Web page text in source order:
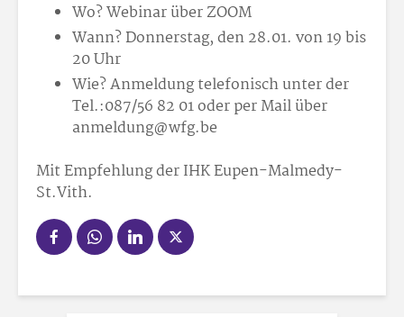
Wo? Webinar über ZOOM
Wann? Donnerstag, den 28.01. von 19 bis
20 Uhr
Wie? Anmeldung telefonisch unter der
Tel.:087/56 82 01 oder per Mail über
anmeldung@wfg.be
Mit Empfehlung der IHK Eupen-Malmedy-
St.Vith.